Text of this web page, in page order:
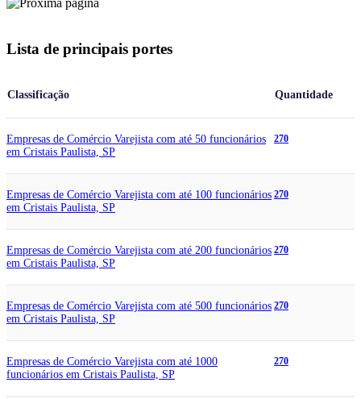
Lista de principais portes
Classificação Quantidade
Empresas de Comércio Varejista com até 50 funcionários
em Cristais Paulista, SP
270
Empresas de Comércio Varejista com até 100 funcionários
em Cristais Paulista, SP
270
Empresas de Comércio Varejista com até 200 funcionários
em Cristais Paulista, SP
270
Empresas de Comércio Varejista com até 500 funcionários
em Cristais Paulista, SP
270
Empresas de Comércio Varejista com até 1000
funcionários em Cristais Paulista, SP
270